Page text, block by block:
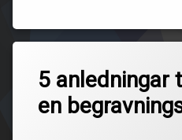
5 anledningar
en